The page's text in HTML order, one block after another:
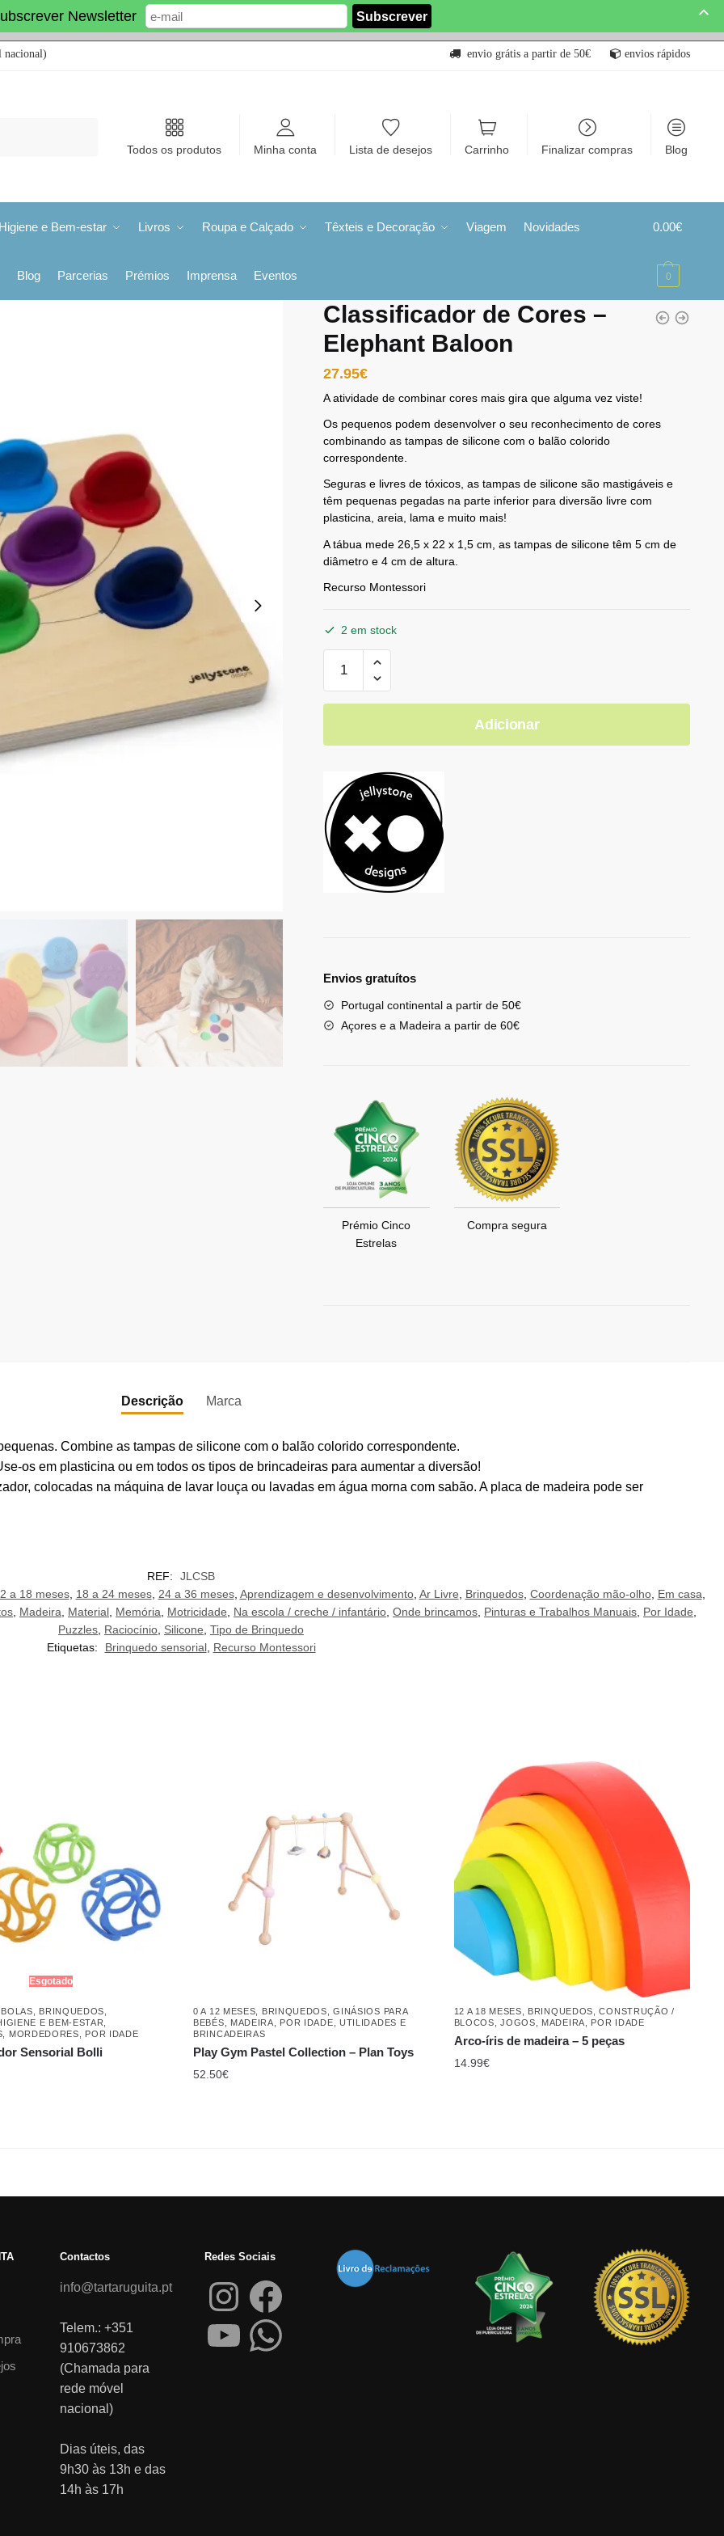
Newsletter
nacional) envio grátis a partir de 50€ envios rápidos
Todos os produtos Minha conta Lista de desejos Carrinho Finalizar compras Blog
Higiene e Bem-estar Livros Roupa e Calçado Têxteis e Decoração Viagem Novidades
Blog Parcerias Prémios Imprensa Eventos
0.00€
0
Classificador de Cores –
Elephant Baloon
27.95€
A atividade de combinar cores mais gira que alguma vez viste!
Os pequenos podem desenvolver o seu reconhecimento de cores
combinando as tampas de silicone com o balão colorido
correspondente.
Seguras e livres de tóxicos, as tampas de silicone são mastigáveis e
têm pequenas pegadas na parte inferior para diversão livre com
plasticina, areia, lama e muito mais!
A tábua mede 26,5 x 22 x 1,5 cm, as tampas de silicone têm 5 cm de
diâmetro e 4 cm de altura.
Recurso Montessori
2 em stock
Adicionar
Envios gratuítos
Portugal continental a partir de 50€
Açores e a Madeira a partir de 60€
Prémio Cinco
Estrelas
Compra segura
Descrição Marca
Combine as tampas de silicone com o balão colorido correspondente.
os em plasticina ou em todos os tipos de brincadeiras para aumentar a diversão!
colocadas na máquina de lavar louça ou lavadas em água morna com sabão. A placa de madeira pode ser
REF:
JLCSB
a 18 meses, 18 a 24 meses, 24 a 36 meses, Aprendizagem e desenvolvimento, Ar Livre Brinquedos, Coordenação mão-olho, Em casa
Madeira Material Memória Motricidade Na escola / creche / infantário Onde brincamos Pinturas e Trabalhos Manuais Por Idade
Puzzles Raciocínio Silicone Tipo de Brinquedo
Etiquetas:
Brinquedo sensorial, Recurso Montessori
Esgotado
BOLAS BRINQUEDOS
E BEM-ESTAR
MORDEDORES POR IDADE
Sensorial Bolli
0 A 12 MESES BRINQUEDOS ,GINÁSIOS PARA
BEBÉS
MADEIRA POR IDADE
UTILIDADES E
BRINCADEIRAS
Play Gym Pastel Collection – Plan Toys
52.50€
12 A 18 MESES BRINQUEDOS ,CONSTRUÇÃO /
BLOCOS ,JOGOS MADEIRA POR IDADE
Arco-íris de madeira – 5 peças
14.99€
Contactos
info@tartaruguita.pt
Telem.: +351
910673862
(Chamada para
rede móvel
nacional)
Dias úteis, das
9h30 às 13h e das
14h às 17h
Redes Sociais